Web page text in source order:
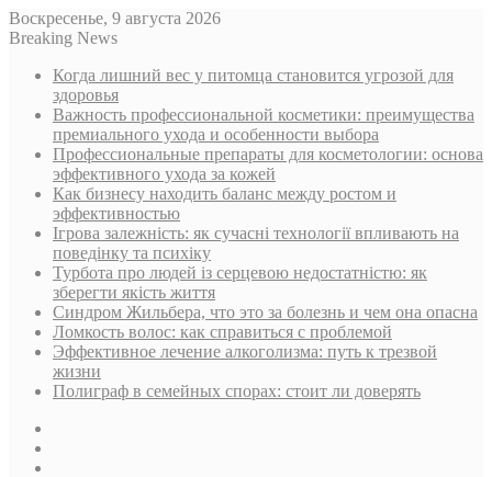
Воскресенье, 9 августа 2026
Breaking News
Когда лишний вес у питомца становится угрозой для
здоровья
Важность профессиональной косметики: преимущества
премиального ухода и особенности выбора
Профессиональные препараты для косметологии: основа
эффективного ухода за кожей
Как бизнесу находить баланс между ростом и
эффективностью
Ігрова залежність: як сучасні технології впливають на
поведінку та психіку
Турбота про людей із серцевою недостатністю: як
зберегти якість життя
Синдром Жильбера, что это за болезнь и чем она опасна
Ломкость волос: как справиться с проблемой
Эффективное лечение алкоголизма: путь к трезвой
жизни
Полиграф в семейных спорах: стоит ли доверять